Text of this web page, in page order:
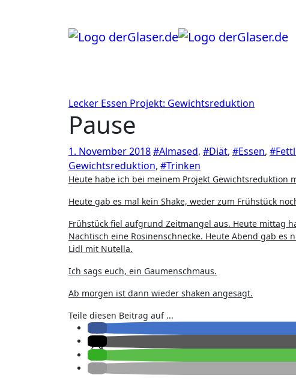
Lecker Essen Projekt: Gewichtsreduktion
Pause
1. November 2018#Almased, #Diät, #Essen,
Gewichtsreduktion, #Trinken
Heute habe ich bei meinem Projekt Gewichtsreduktion
Heute gab es mal kein Shake, weder zum Frühstück
Frühstück fiel aufgrund Zeitmangel aus. Heute mittag
Nachtisch eine Rosinenschnecke. Heute Abend gab
Lidl mit Nutella.
Ich sags euch, ein Gaumenschmaus.
Ab morgen ist dann wieder shaken angesagt.
Teile diesen Beitrag auf ...